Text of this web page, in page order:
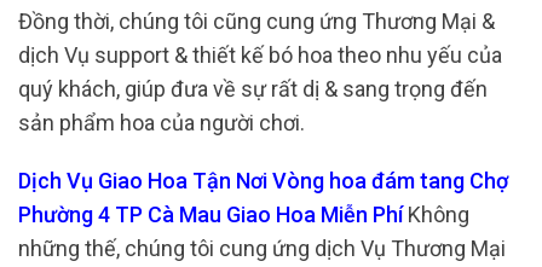
Đồng thời, chúng tôi cũng cung ứng Thương Mại &
dịch Vụ support & thiết kế bó hoa theo nhu yếu của
quý khách, giúp đưa về sự rất dị & sang trọng đến
sản phẩm hoa của người chơi.
Dịch Vụ Giao Hoa Tận Nơi Vòng hoa đám tang Chợ
Phường 4 TP Cà Mau Giao Hoa Miễn PhíKhông
những thế, chúng tôi cung ứng dịch Vụ Thương Mại